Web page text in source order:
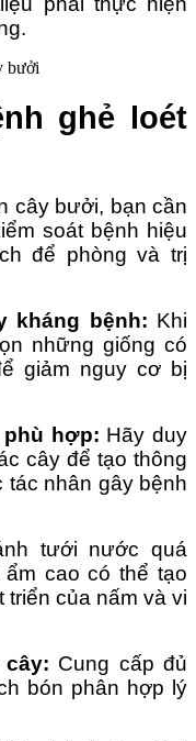
ghẻ loét
cây bưởi, bạn cần
soát bệnh hiệu
để phòng và trị
kháng bệnh: Khi
những giống có
giảm nguy cơ bị
hợp: Hãy duy
cây để tạo thông
tác nhân gây bệnh
tưới nước quá
cao có thể tạo
của nấm và vi
Cung cấp đủ
bón phân hợp lý